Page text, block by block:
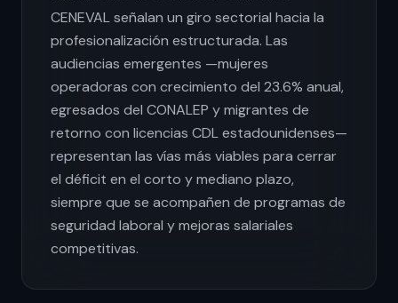
CENEVAL señalan un giro sectorial hacia la
profesionalización estructurada. Las
audiencias emergentes —mujeres
operadoras con crecimiento del 23.6% anual,
egresados del CONALEP y migrantes de
retorno con licencias CDL estadounidenses—
representan las vías más viables para cerrar
el déficit en el corto y mediano plazo,
siempre que se acompañen de programas de
seguridad laboral y mejoras salariales
competitivas.